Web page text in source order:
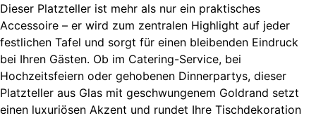
Dieser Platzteller ist mehr als nur ein praktisches
Accessoire – er wird zum zentralen Highlight auf jeder
festlichen Tafel und sorgt für einen bleibenden Eindruck
bei Ihren Gästen. Ob im Catering-Service, bei
Hochzeitsfeiern oder gehobenen Dinnerpartys, dieser
Platzteller aus Glas mit geschwungenem Goldrand setzt
einen luxuriösen Akzent und rundet Ihre Tischdekoration